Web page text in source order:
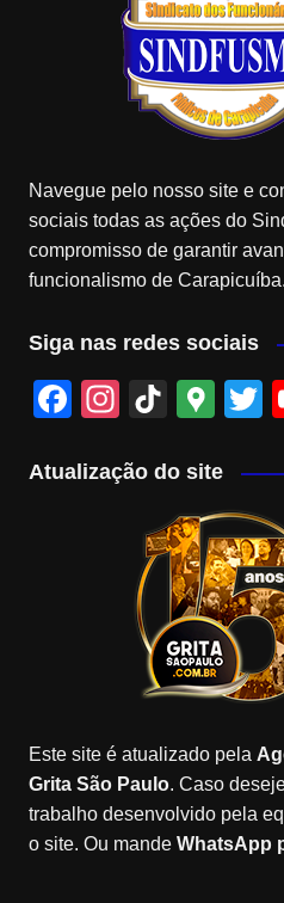
Navegue pelo nosso site e
sociais todas as ações do
compromisso de garantir
funcionalismo de Carapicuíba.
Siga nas redes sociais
F
c
In
a
m
Ti
T
o
k
G
o
gl
e
M
a
p
s
tt
er
Atualização do site
Este site é atualizado pela
Grita São Paulo. Caso
trabalho desenvolvido pela
o site. Ou mande WhatsApp